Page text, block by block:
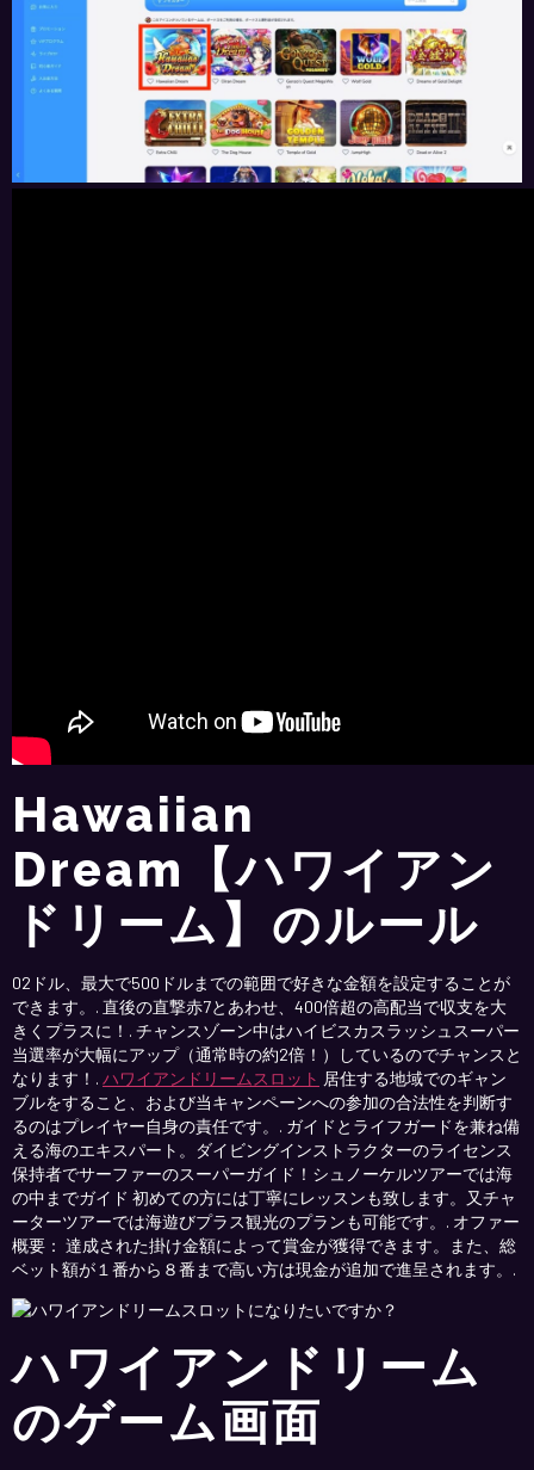
Hawaiian
Dream【ハワイアン
ドリーム】のルール
02ドル、最大で500ドルまでの範囲で好きな金額を設定することが
できます。. 直後の直撃赤7とあわせ、400倍超の高配当で収支を大
きくプラスに！. チャンスゾーン中はハイビスカスラッシュスーパー
当選率が大幅にアップ（通常時の約2倍！）しているのでチャンスと
なります！. ハワイアンドリームスロット 居住する地域でのギャン
ブルをすること、および当キャンペーンへの参加の合法性を判断す
るのはプレイヤー自身の責任です。. ガイドとライフガードを兼ね備
える海のエキスパート。ダイビングインストラクターのライセンス
保持者でサーファーのスーパーガイド！シュノーケルツアーでは海
の中までガイド 初めての方には丁寧にレッスンも致します。又チャ
ーターツアーでは海遊びプラス観光のプランも可能です。. オファー
概要： 達成された掛け金額によって賞金が獲得できます。また、総
ベット額が１番から８番まで高い方は現金が追加で進呈されます。.
ハワイアンドリーム
のゲーム画面